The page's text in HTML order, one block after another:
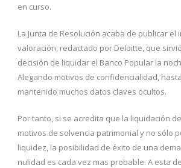
en curso.
La Junta de Resolución acaba de publicar el
valoración, redactado por Deloitte, que
decisión de liquidar el Banco Popular la
Alegando motivos de confidencialidad,
mantenido muchos datos claves ocultos.
Por tanto, si se acredita que la liquidación
motivos de solvencia patrimonial y no sólo
liquidez, la posibilidad de éxito de una
nulidad es cada vez mas probable. A esta